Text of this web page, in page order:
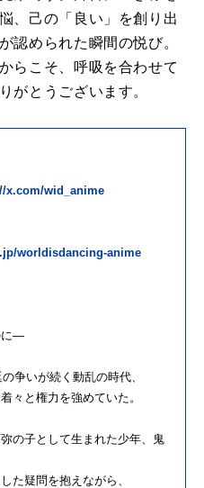
、己の「良い」を創り出
認められた瞬間の悦び。
らこそ、呼吸を合わせて
がとうございます。
x.com/wid_anime
worldisdancing-anime
に―
争いが続く動乱の時代、
々と権力を強めていた。
の子として生まれた少年、鬼
た疑問を抱えながら、